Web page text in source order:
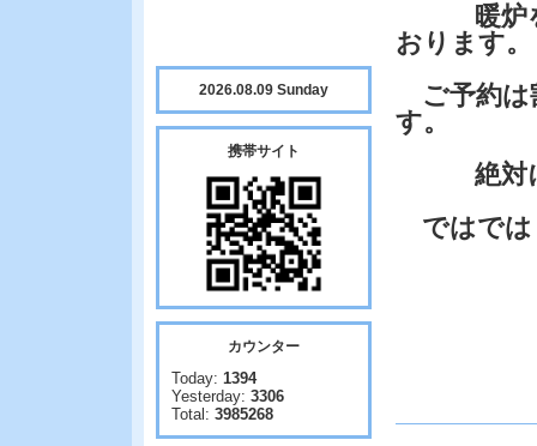
暖炉を
おります。
ご予約は
す。
絶対に
ではでは
2026.08.09 Sunday
携帯サイト
カウンター
Today: 1394
Yesterday: 3306
Total: 3985268